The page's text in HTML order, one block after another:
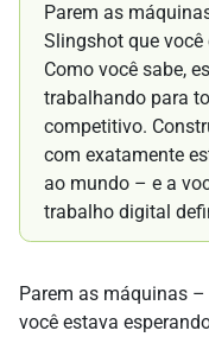
Parem as
Slingshot que
Como você sabe,
trabalhando para
competitivo.
com exatamente
ao mundo – e a
trabalho digital
Parem as máquinas
você estava